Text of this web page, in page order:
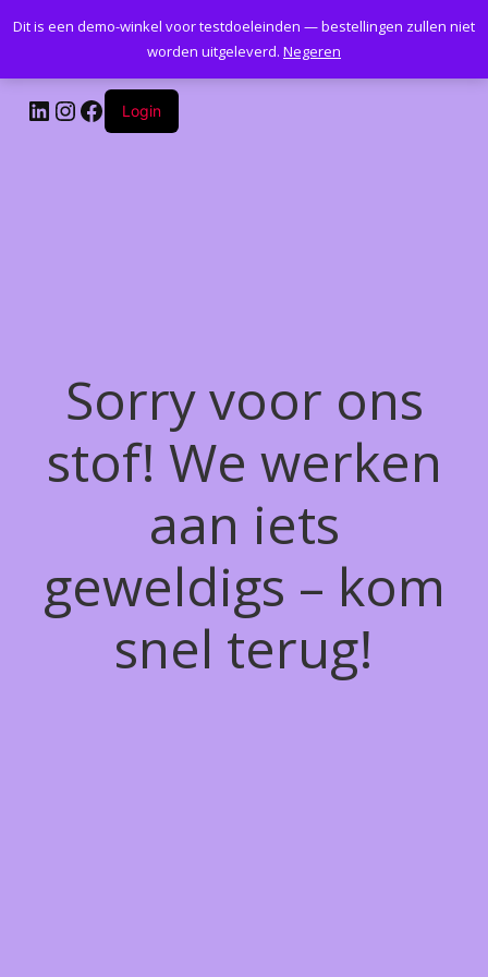
Kantoormeubelenplus.com
LinkedIn
Instagram
Facebook
Login
Sorry voor ons
stof! We werken
aan iets
geweldigs – kom
snel terug!
Dit is een demo-winkel voor testdoeleinden — bestellingen zullen niet
worden uitgeleverd. Negeren